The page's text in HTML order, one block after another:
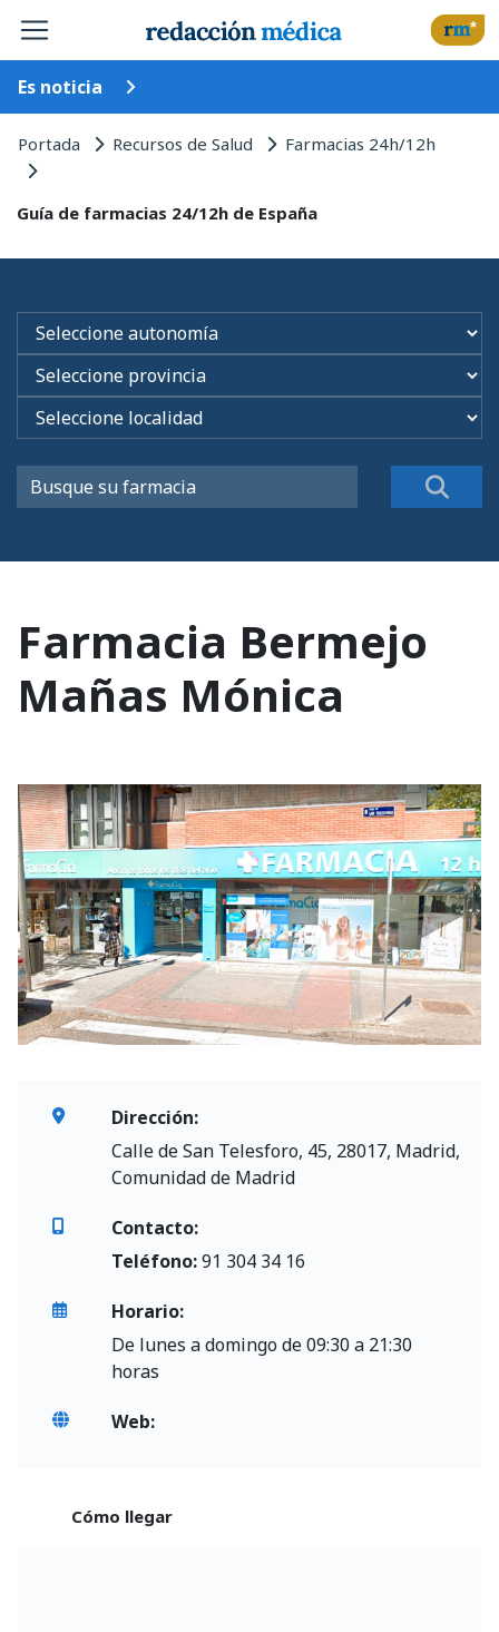
Es noticia
Portada Recursos de Salud Farmacias 24h/12h
Guía de farmacias 24/12h de España
Farmacia Bermejo
Mañas Mónica
Dirección:
Calle de San Telesforo, 45, 28017, Madrid,
Comunidad de Madrid
Contacto:
Teléfono:91 304 34 16
Horario:
De lunes a domingo de 09:30 a 21:30
horas
Web:
Cómo llegar